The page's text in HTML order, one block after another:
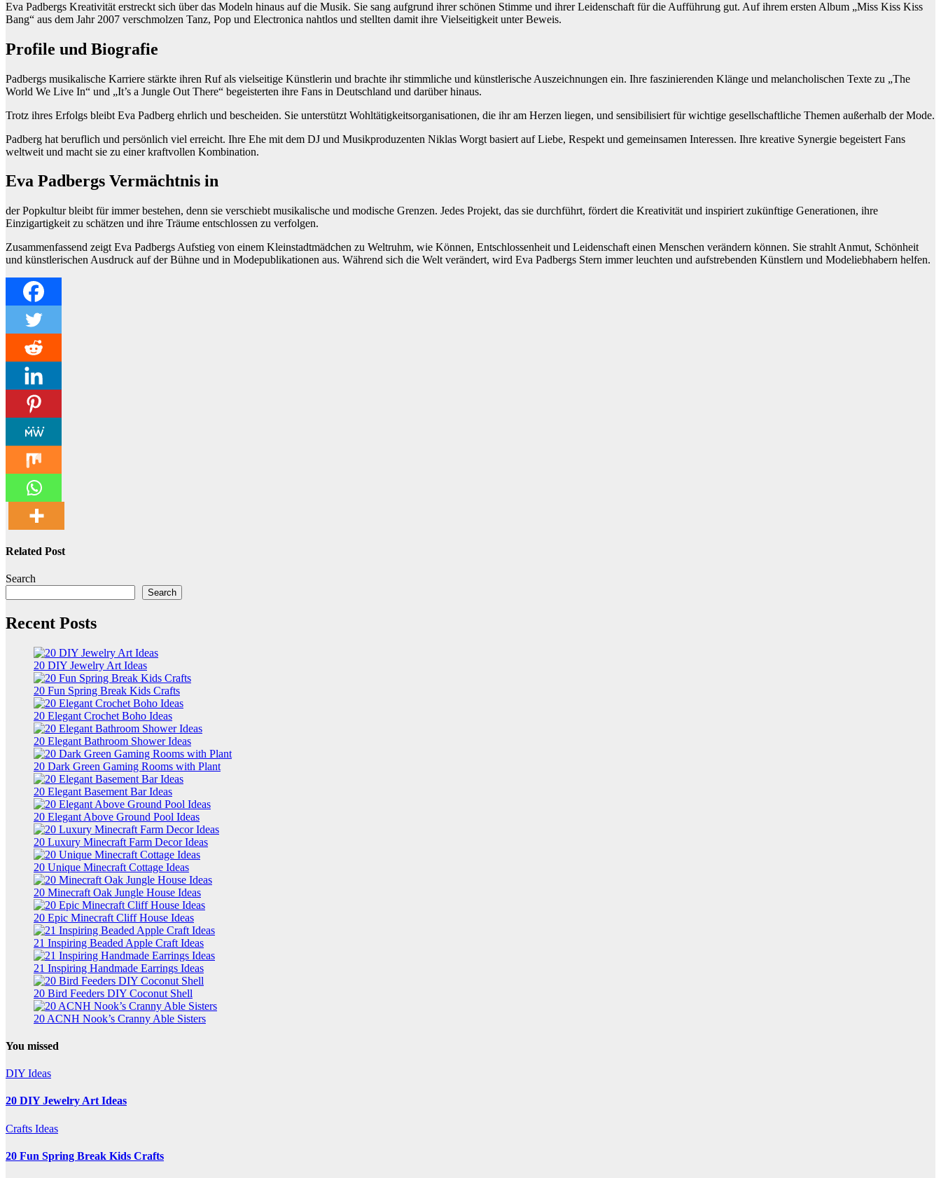
Eva Padbergs Kreativität erstreckt sich über das Modeln hinaus auf die Musik. Sie sang aufgrund ihrer schönen Stimme und ihrer Leidenschaft für die Aufführung gut. Auf ihrem ersten Album „Miss Kiss Kiss
Bang“ aus dem Jahr 2007 verschmolzen Tanz, Pop und Electronica nahtlos und stellten damit ihre Vielseitigkeit unter Beweis.
Profile und Biografie
Padbergs musikalische Karriere stärkte ihren Ruf als vielseitige Künstlerin und brachte ihr stimmliche und künstlerische Auszeichnungen ein. Ihre faszinierenden Klänge und melancholischen Texte zu „The
World We Live In“ und „It’s a Jungle Out There“ begeisterten ihre Fans in Deutschland und darüber hinaus.
Trotz ihres Erfolgs bleibt Eva Padberg ehrlich und bescheiden. Sie unterstützt Wohltätigkeitsorganisationen, die ihr am Herzen liegen, und sensibilisiert für wichtige gesellschaftliche Themen außerhalb der Mode.
Padberg hat beruflich und persönlich viel erreicht. Ihre Ehe mit dem DJ und Musikproduzenten Niklas Worgt basiert auf Liebe, Respekt und gemeinsamen Interessen. Ihre kreative Synergie begeistert Fans
weltweit und macht sie zu einer kraftvollen Kombination.
Eva Padbergs Vermächtnis in
der Popkultur bleibt für immer bestehen, denn sie verschiebt musikalische und modische Grenzen. Jedes Projekt, das sie durchführt, fördert die Kreativität und inspiriert zukünftige Generationen, ihre
Einzigartigkeit zu schätzen und ihre Träume entschlossen zu verfolgen.
Zusammenfassend zeigt Eva Padbergs Aufstieg von einem Kleinstadtmädchen zu Weltruhm, wie Können, Entschlossenheit und Leidenschaft einen Menschen verändern können. Sie strahlt Anmut, Schönheit
und künstlerischen Ausdruck auf der Bühne und in Modepublikationen aus. Während sich die Welt verändert, wird Eva Padbergs Stern immer leuchten und aufstrebenden Künstlern und Modeliebhabern helfen.
Related Post
Search
Search
Recent Posts
20 DIY Jewelry Art Ideas
20 Fun Spring Break Kids Crafts
20 Elegant Crochet Boho Ideas
20 Elegant Bathroom Shower Ideas
20 Dark Green Gaming Rooms with Plant
20 Elegant Basement Bar Ideas
20 Elegant Above Ground Pool Ideas
20 Luxury Minecraft Farm Decor Ideas
20 Unique Minecraft Cottage Ideas
20 Minecraft Oak Jungle House Ideas
20 Epic Minecraft Cliff House Ideas
21 Inspiring Beaded Apple Craft Ideas
21 Inspiring Handmade Earrings Ideas
20 Bird Feeders DIY Coconut Shell
20 ACNH Nook’s Cranny Able Sisters
You missed
DIY Ideas
20 DIY Jewelry Art Ideas
Crafts Ideas
20 Fun Spring Break Kids Crafts